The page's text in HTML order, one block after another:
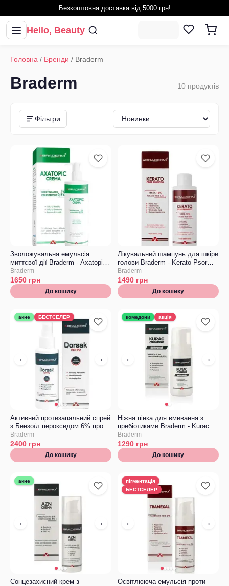
Безкоштовна доставка від 5000 грн!
Hello, Beauty
Головна / Бренди / Braderm
Braderm 10 продуктів
Фільтри
Зволожувальна емульсія
миттєвої дії Braderm - Axatopic
Cream
Braderm
1650 грн
До кошику
Лікувальний шампунь для шкіри
голови Braderm - Kerato Psor
Shampoo
Braderm
1490 грн
До кошику
акне БЕСТСЕЛЕР
‹ ›
Активний протизапальний спрей
з Бензоїл пероксидом 6% проти
акне на тілі Braderm Dorsak
Spray
Braderm
2400 грн
До кошику
комедони акція
‹ ›
Ніжна пінка для вмивання з
пребіотиками Braderm - Kurac
Mousse
Braderm
1290 грн
До кошику
акне
‹ ›
Сонцезахисний крем з
пігментація
БЕСТСЕЛЕР
‹ ›
Освітлююча емульсія проти